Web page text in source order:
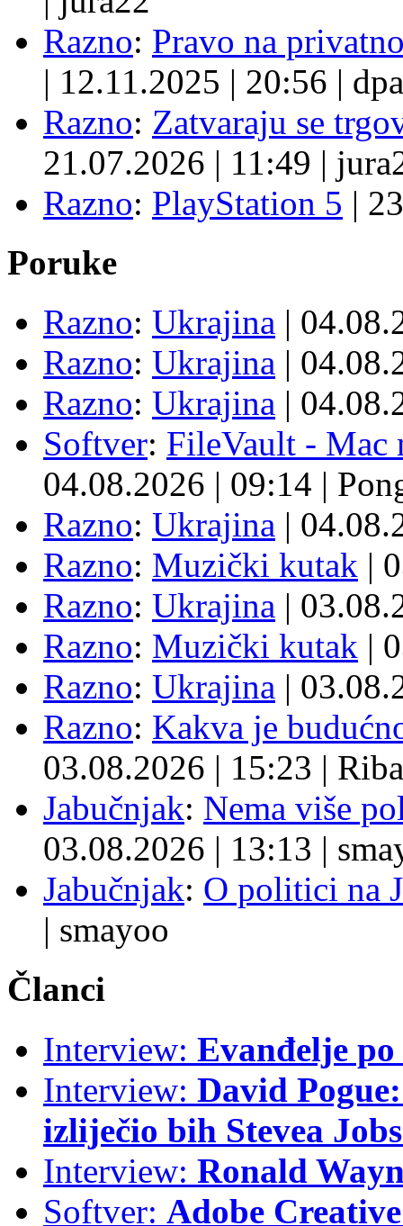
Razno: Pravo na
| 12.11.2025 | 20:56 |
Razno: Zatvaraju se
21.07.2026 | 11:49 |
Razno: PlayStation 5 |
Poruke
Razno: Ukrajina |
Razno: Ukrajina |
Razno: Ukrajina |
Softver: FileVault - Mac
04.08.2026 | 09:14 |
Razno: Ukrajina |
Razno: Muzički kutak |
Razno: Ukrajina |
Razno: Muzički kutak |
Razno: Ukrajina |
Razno: Kakva je
03.08.2026 | 15:23 | Riba
Jabučnjak: Nema više
03.08.2026 | 13:13 |
Jabučnjak: O politici na
| smayoo
Članci
Interview: Evanđelje
Interview: David
izliječio bih Stevea
Interview: Ronald
Softver: Adobe